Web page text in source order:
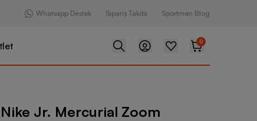
Whatsapp Destek Sipariş Takibi Sportmen Blog
0
Zoom Superfly 10 Academy TF Turf High-Top Çocuk Halı
Nike Jr. Mercurial Zoom